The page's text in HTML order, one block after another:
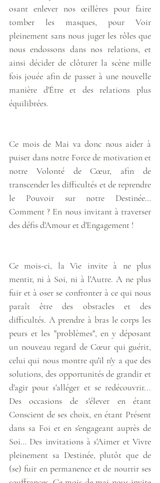
osant enlever nos œillères pour faire
tomber les masques, pour Voir
pleinement sans nous juger les rôles que
nous endossons dans nos relations, et
ainsi décider de clôturer la scène mille
fois jouée afin de passer à une nouvelle
manière d'Être et des relations plus
équilibrées.
Ce mois de Mai va donc nous aider à
puiser dans notre Force de motivation et
notre Volonté de Cœur, afin de
transcender les difficultés et de reprendre
le Pouvoir sur notre Destinée…
Comment ? En nous invitant à traverser
des défis d'Amour et d'Engagement !
Ce mois-ci, la Vie invite à ne plus
mentir, ni à Soi, ni à l'Autre. A ne plus
fuir et à oser se confronter à ce qui nous
paraît être des obstacles et des
difficultés. A prendre à bras le corps les
peurs et les "problèmes", en y déposant
un nouveau regard de Cœur qui guérit,
celui qui nous montre qu'il n'y a que des
solutions, des opportunités de grandir et
d'agir pour s'alléger et se redécouvrir...
Des occasions de s'élever en étant
Conscient de ses choix, en étant Présent
dans sa Foi et en s'engageant auprès de
Soi… Des invitations à s'Aimer et Vivre
pleinement sa Destinée, plutôt que de
(se) fuir en permanence et de nourrir ses